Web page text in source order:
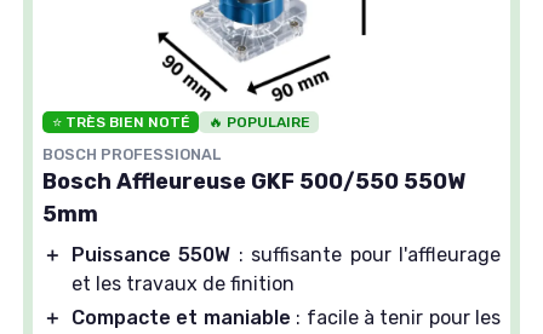
⭐ TRÈS BIEN NOTÉ 🔥 POPULAIRE
BOSCH PROFESSIONAL
Bosch Affleureuse GKF 500/550 550W
5mm
＋ Puissance 550W : suffisante pour l'affleurage
et les travaux de finition
＋
Compacte et maniable : facile à tenir pour les